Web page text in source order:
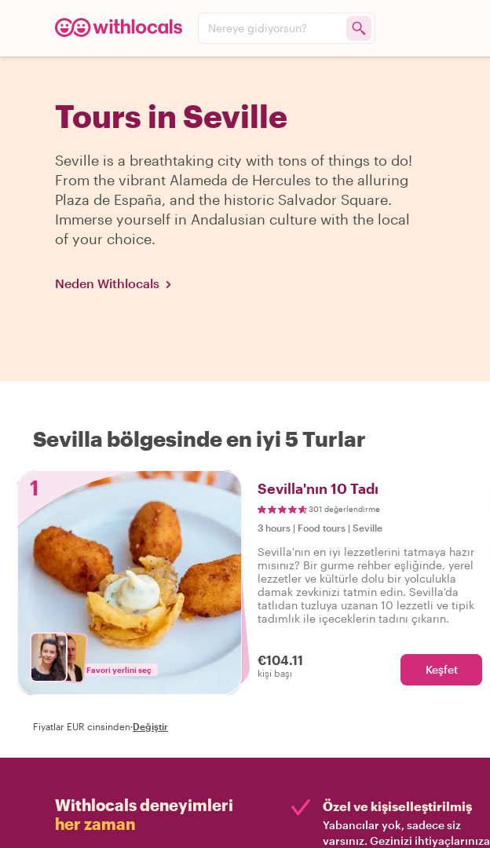
Nereye gidiyorsun?
Tours in Seville
Seville is a breathtaking city with tons of things to do!
From the vibrant Alameda de Hercules to the alluring
Plaza de España, and the historic Salvador Square.
Immerse yourself in Andalusian culture with the local
of your choice.
Neden Withlocals
Sevilla bölgesinde en iyi 5 Turlar
1
Favori yerlini seç
Sevilla'nın 10 Tadı
301 değerlendirme
3 hours | Food tours | Seville
Sevilla'nın en iyi lezzetlerini tatmaya hazır
mısınız? Bir gurme rehber eşliğinde, yerel
lezzetler ve kültürle dolu bir yolculukla
damak zevkinizi tatmin edin. Sevilla'da
tatlıdan tuzluya uzanan 10 lezzetli ve tipik
tadımlık ile içeceklerin tadını çıkarın.
€104.11
kişi başı Keşfet
Fiyatlar EUR cinsinden·Değiştir
Withlocals deneyimleri
her zaman
Özel ve kişiselleştirilmiş
Yabancılar yok, sadece siz
varsınız. Gezinizi ihtiyaçlarınıza